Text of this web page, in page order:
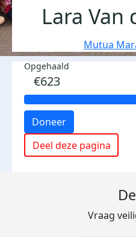
Lara Van
Mutua
Opgehaald
€623
Doneer
Deel deze pagina
Vraag